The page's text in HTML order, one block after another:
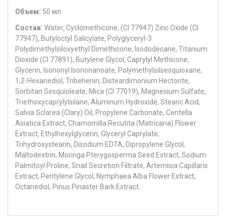
Объем: 50 мл.
Состав: Water, Cyclomethicone, (CI 77947) Zinc Oxide (CI
77947), Butyloctyl Salicylate, Polyglyceryl-3
Polydimethylsiloxyethyl Dimethicone, Isododecane, Titanium
Dioxide (CI 77891), Butylene Glycol, Caprylyl Methicone,
Glycerin, Isononyl Isononanoate, Polymethylsilsesquioxane,
1,2-Hexanediol, Tribehenin, Disteardimonium Hectorite,
Sorbitan Sesquioleate, Mica (CI 77019), Magnesium Sulfate,
Triethoxycaprylylsilane, Aluminum Hydroxide, Stearic Acid,
Salvia Sclarea (Clary) Oil, Propylene Carbonate, Centella
Asiatica Extract, Chamomilla Recutita (Matricaria) Flower
Extract, Ethylhexylglycerin, Glyceryl Caprylate,
Trihydroxystearin, Disodium EDTA, Dipropylene Glycol,
Maltodextrin, Moringa Pterygosperma Seed Extract, Sodium
Palmitoyl Proline, Snail Secretion Filtrate, Artemisia Capillaris
Extract, Pentylene Glycol, Nymphaea Alba Flower Extract,
Octanediol, Pinus Pinaster Bark Extract.